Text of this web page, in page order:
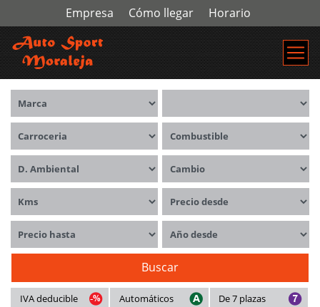
Empresa Cómo llegar Horario
Marca
Carrocerías Combustible
Distintivo ambiental Cambio
Kms Precio desde
Precio hasta Año desde
Buscar
IVA deducible Automáticos De 7 plazas